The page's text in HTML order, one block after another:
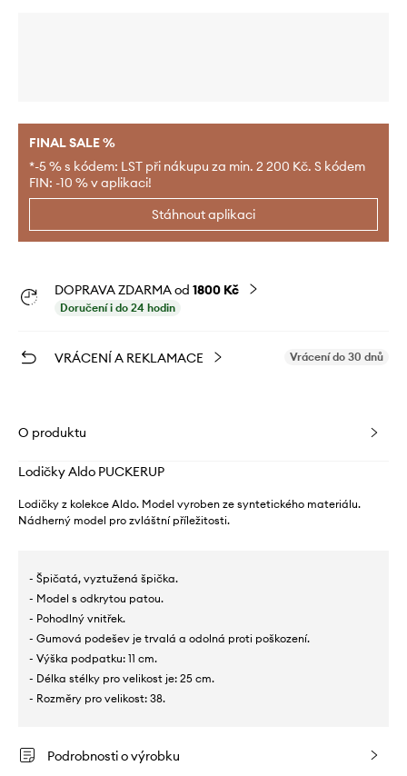
FINAL SALE %
*-5 % s kódem: LST při nákupu za min. 2 200 Kč. S kódem
FIN: -10 % v aplikaci!
Stáhnout aplikaci
DOPRAVA ZDARMA od 1800 Kč
Doručení i do 24 hodin
VRÁCENÍ A REKLAMACE Vrácení do 30 dnů
O produktu
Lodičky Aldo PUCKERUP
Lodičky z kolekce Aldo. Model vyroben ze syntetického materiálu.
Nádherný model pro zvláštní příležitosti.
- Špičatá, vyztužená špička.
- Model s odkrytou patou.
- Pohodlný vnitřek.
- Gumová podešev je trvalá a odolná proti poškození.
- Výška podpatku: 11 cm.
- Délka stélky pro velikost je: 25 cm.
- Rozměry pro velikost: 38.
Podrobnosti o výrobku